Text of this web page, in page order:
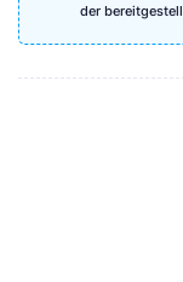
der